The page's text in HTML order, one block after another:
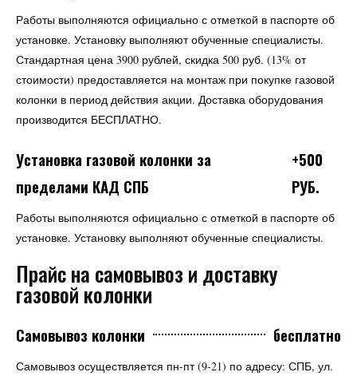
Работы выполняются официально с отметкой в паспорте об
установке. Установку выполняют обученные специалисты.
Стандартная цена 3900 рублей, скидка 500 руб. (13% от
стоимости) предоставляется на монтаж при покупке газовой
колонки в период действия акции. Доставка оборудования
производится БЕСПЛАТНО.
Установка газовой колонки за
пределами КАД СПБ
+500
РУБ.
Работы выполняются официально с отметкой в паспорте об
установке. Установку выполняют обученные специалисты.
Прайс на самовывоз и доставку
газовой колонки
Самовывоз колонки бесплатно
Самовывоз осуществляется пн-пт (9-21) по адресу: СПБ, ул.